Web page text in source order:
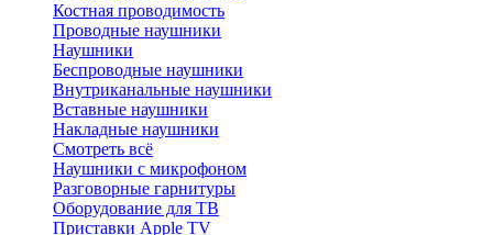
Костная проводимость
Проводные наушники
Наушники
Беспроводные наушники
Внутриканальные наушники
Вставные наушники
Накладные наушники
Смотреть всё
Наушники с микрофоном
Разговорные гарнитуры
Оборудование для ТВ
Приставки Apple TV